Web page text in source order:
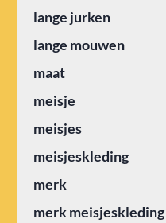
lange jurken
lange mouwen
maat
meisje
meisjes
meisjeskleding
merk
merk meisjeskleding